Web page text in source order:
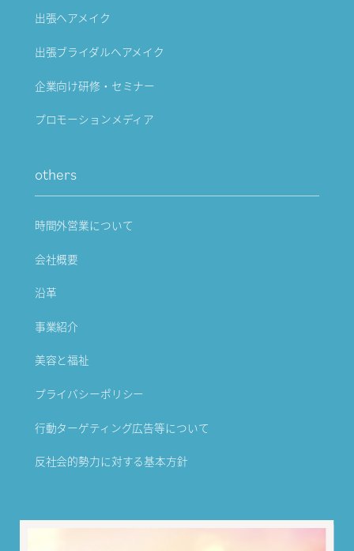
出張ヘアメイク
出張ブライダルヘアメイク
企業向け研修・セミナー
プロモーションメディア
others
時間外営業について
会社概要
沿革
事業紹介
美容と福祉
プライバシーポリシー
行動ターゲティング広告等について
反社会的勢力に対する基本方針